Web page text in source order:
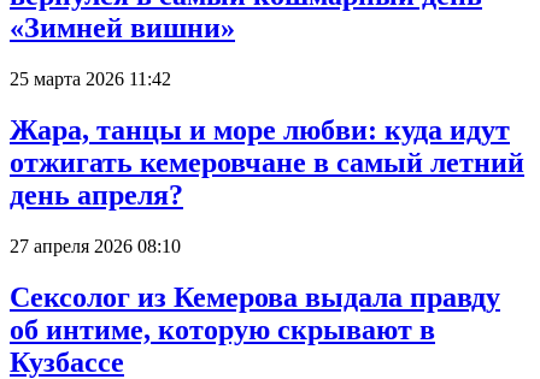
«Зимней вишни»
25 марта 2026 11:42
Жара, танцы и море любви: куда идут
отжигать кемеровчане в самый летний
день апреля?
27 апреля 2026 08:10
Сексолог из Кемерова выдала правду
об интиме, которую скрывают в
Кузбассе